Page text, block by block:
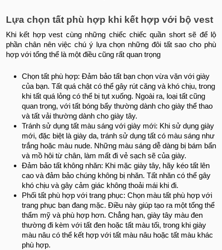
Lựa chọn tất phù hợp khi kết hợp với bộ vest
Khi kết hợp vest cùng những chiếc chiếc quần short sẽ để lộ
phần chân nên việc chú ý lựa chọn những đôi tất sao cho phù
hợp với tổng thể là một điều cũng rất quan trọng
Chọn tất phù hợp: Đảm bảo tất bạn chọn vừa vặn với giày
của bạn. Tất quá chật có thể gây rút căng và khó chịu, trong
khi tất quá lỏng có thể bị tụt xuống. Ngoài ra, loại tất cũng
quan trọng, với tất bóng bẩy thường dành cho giày thể thao
và tất vải thường dành cho giày tây.
Tránh sử dụng tất màu sáng với giày mới: Khi sử dụng giày
mới, đặc biệt là giày da, tránh sử dụng tất có màu sáng như
trắng hoặc màu nude. Những màu sáng dễ dàng bị bám bẩn
và mồ hôi từ chân, làm mất đi vẻ sạch sẽ của giày.
Đảm bảo tất không nhăn: Khi mặc giày tây, hãy kéo tất lên
cao và đảm bảo chúng không bị nhăn. Tất nhăn có thể gây
khó chịu và gây cảm giác không thoải mái khi đi.
Phối tất phù hợp với trang phục: Chọn màu tất phù hợp với
trang phục bạn đang mặc. Điều này giúp tạo ra một tổng thể
thẩm mỹ và phù hợp hơn. Chẳng hạn, giày tây màu đen
thường đi kèm với tất đen hoặc tất màu tối, trong khi giày
màu nâu có thể kết hợp với tất màu nâu hoặc tất màu khác
phù hợp.